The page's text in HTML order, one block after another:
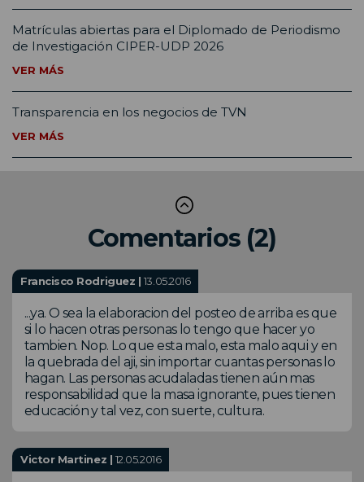
Matrículas abiertas para el Diplomado de Periodismo
de Investigación CIPER-UDP 2026
VER MÁS
Transparencia en los negocios de TVN
VER MÁS
Comentarios (2)
Francisco Rodriguez | 13.05.2016
...ya. O sea la elaboracion del posteo de arriba es que
si lo hacen otras personas lo tengo que hacer yo
tambien. Nop. Lo que esta malo, esta malo aqui y en
la quebrada del aji, sin importar cuantas personas lo
hagan. Las personas acudaladas tienen aún mas
responsabilidad que la masa ignorante, pues tienen
educación y tal vez, con suerte, cultura.
Victor Martinez | 12.05.2016